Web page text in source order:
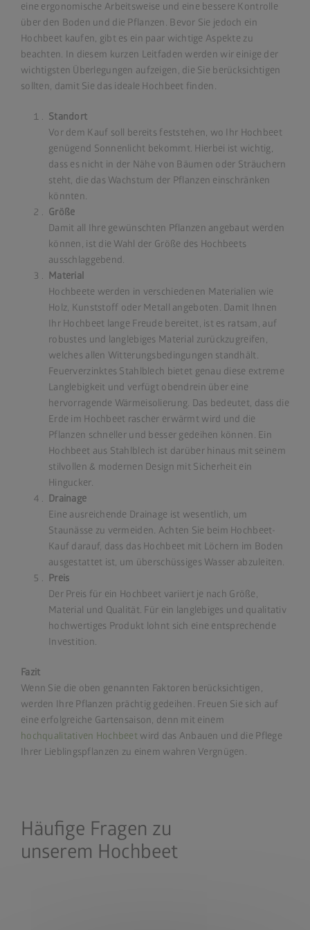
eine ergonomische Arbeitsweise und eine bessere Kontrolle
über den Boden und die Pflanzen. Bevor Sie jedoch ein
Hochbeet kaufen, gibt es ein paar wichtige Aspekte zu
beachten. In diesem kurzen Leitfaden werden wir einige der
wichtigsten Überlegungen aufzeigen, die Sie berücksichtigen
sollten, damit Sie das ideale Hochbeet finden.
Standort
Vor dem Kauf soll bereits feststehen, wo Ihr Hochbeet
genügend Sonnenlicht bekommt. Hierbei ist wichtig,
dass es nicht in der Nähe von Bäumen oder Sträuchern
steht, die das Wachstum der Pflanzen einschränken
könnten.
Größe
Damit all Ihre gewünschten Pflanzen angebaut werden
können, ist die Wahl der Größe des Hochbeets
ausschlaggebend.
Material
Hochbeete werden in verschiedenen Materialien wie
Holz, Kunststoff oder Metall angeboten. Damit Ihnen
Ihr Hochbeet lange Freude bereitet, ist es ratsam, auf
robustes und langlebiges Material zurückzugreifen,
welches allen Witterungsbedingungen standhält.
Feuerverzinktes Stahlblech bietet genau diese extreme
Langlebigkeit und verfügt obendrein über eine
hervorragende Wärmeisolierung. Das bedeutet, dass die
Erde im Hochbeet rascher erwärmt wird und die
Pflanzen schneller und besser gedeihen können. Ein
Hochbeet aus Stahlblech ist darüber hinaus mit seinem
stilvollen & modernen Design mit Sicherheit ein
Hingucker.
Drainage
Eine ausreichende Drainage ist wesentlich, um
Staunässe zu vermeiden. Achten Sie beim Hochbeet-
Kauf darauf, dass das Hochbeet mit Löchern im Boden
ausgestattet ist, um überschüssiges Wasser abzuleiten.
Preis
Der Preis für ein Hochbeet variiert je nach Größe,
Material und Qualität. Für ein langlebiges und qualitativ
hochwertiges Produkt lohnt sich eine entsprechende
Investition.
Fazit
Wenn Sie die oben genannten Faktoren berücksichtigen,
werden Ihre Pflanzen prächtig gedeihen. Freuen Sie sich auf
eine erfolgreiche Gartensaison, denn mit einem
hochqualitativen Hochbeet wird das Anbauen und die Pflege
Ihrer Lieblingspflanzen zu einem wahren Vergnügen.
Häufige Fragen zu
unserem Hochbeet